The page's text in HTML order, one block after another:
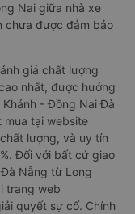
Nai giữa nhà xe
chưa được đảm bảo
giá chất lượng
nhất, được hưởng
- Đồng Nai Đà
mua tại website
lượng, và uy tín
Đối với bất cứ giao
Nẵng từ Long
trang web
quyết sự cố. Chính